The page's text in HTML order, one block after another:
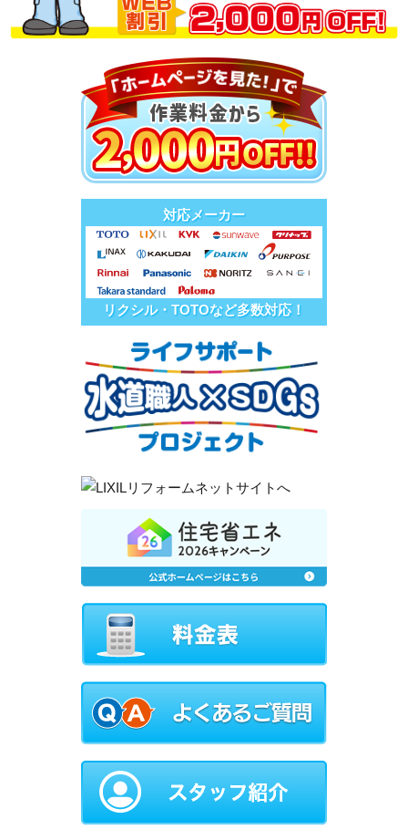
対応メーカー
リクシル・TOTOなど多数対応！